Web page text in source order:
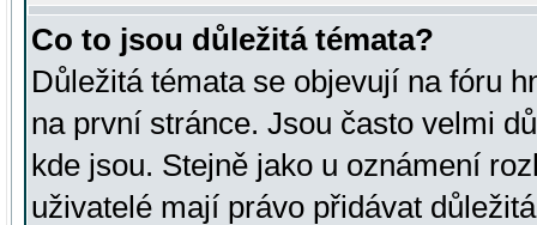
Co to jsou důležitá témata?
Důležitá témata se objevují na fóru
na první stránce. Jsou často velmi
kde jsou. Stejně jako u oznámení
uživatelé mají právo přidávat